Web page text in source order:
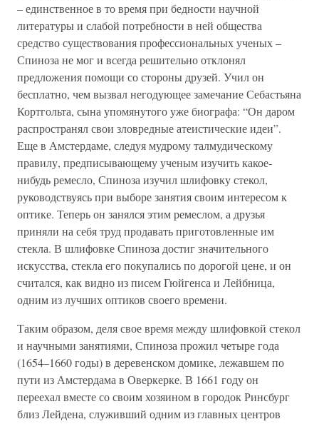
– единственное в то время при бедности научной
литературы и слабой потребности в ней общества
средство существования профессиональных ученых –
Спиноза не мог и всегда решительно отклонял
предложения помощи со стороны друзей. Учил он
бесплатно, чем вызвал негодующее замечание Себастьяна
Кортгольта, сына упомянутого уже биографа: “Он даром
распространял свои зловредные атеистические идеи”.
Еще в Амстердаме, следуя мудрому талмудическому
правилу, предписывающему ученым изучить какое-
нибудь ремесло, Спиноза изучил шлифовку стекол,
руководствуясь при выборе занятия своим интересом к
оптике. Теперь он занялся этим ремеслом, а друзья
приняли на себя труд продавать приготовленные им
стекла. В шлифовке Спиноза достиг значительного
искусства, стекла его покупались по дорогой цене, и он
считался, как видно из писем Гюйгенса и Лейбница,
одним из лучших оптиков своего времени.
Таким образом, деля свое время между шлифовкой стекол
и научными занятиями, Спиноза прожил четыре года
(1654–1660 годы) в деревенском домике, лежавшем по
пути из Амстердама в Оверкерке. В 1661 году он
переехал вместе со своим хозяином в городок Ринсбург
близ Лейдена, служивший одним из главных центров